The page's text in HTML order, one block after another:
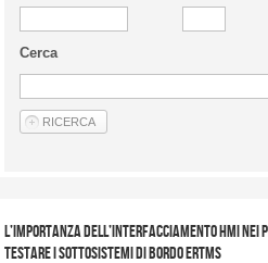
Cerca
L’importanza dell’interfacciamento HMI nei
testare i Sottosistemi di Bordo ERTMS